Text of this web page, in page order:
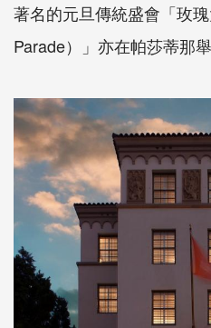
著名的元旦傳統盛會「玫
Parade）」亦在帕莎蒂那舉